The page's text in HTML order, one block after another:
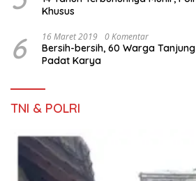
Khusus
6 16 Maret 2019 0 Komentar
Bersih-bersih, 60 Warga
Padat Karya
TNI & POLRI